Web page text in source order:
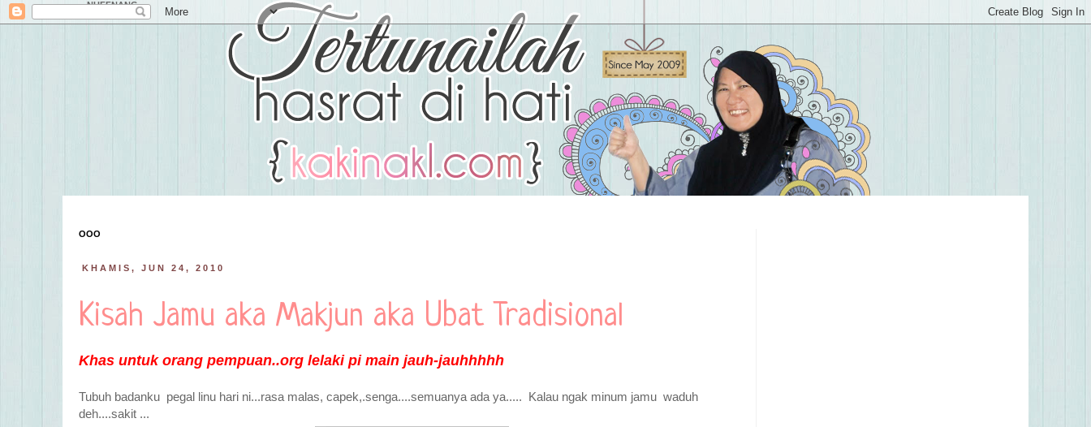
NUFFNANG
OOO
KHAMIS, JUN 24, 2010
Kisah Jamu aka Makjun aka Ubat Tradisional
Khas untuk orang pempuan..org lelaki pi main jauh-jauhhhhh
Tubuh badanku pegal linu hari ni...rasa malas, capek,.senga....semuanya ada ya..... Kalau ngak minum jamu waduh
deh....sakit ...